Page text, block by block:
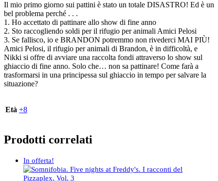
Il mio primo giorno sui pattini è stato un totale DISASTRO! Ed è un
bel problema perché . . .
1. Ho accettato di pattinare allo show di fine anno
2. Sto raccogliendo soldi per il rifugio per animali Amici Pelosi
3. Se fallisco, io e BRANDON potremmo non rivederci MAI PIÙ!
Amici Pelosi, il rifugio per animali di Brandon, è in difficoltà, e
Nikki si offre di avviare una raccolta fondi attraverso lo show sul
ghiaccio di fine anno. Solo che… non sa pattinare! Come farà a
trasformarsi in una principessa sul ghiaccio in tempo per salvare la
situazione?
Età +8
Prodotti correlati
In offerta!